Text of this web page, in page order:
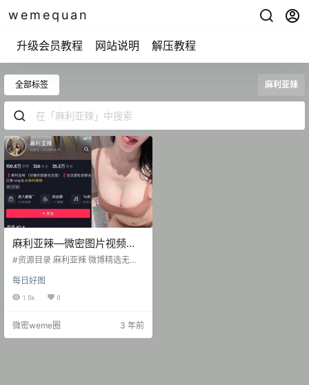
wemequan
升级会员教程 网站说明 解压教程
全部标签 麻利亚辣
麻利亚辣—微密图片视频合
集【持续更新】
#资源目录 麻利亚辣 微博精选无杂
辣 抖音无水印备份[147V 186MB]
抖音 麻利亚辣 微密圈 NO.001期
圈 NO.003期 【50P】 抖音 麻利亚
辣 微密圈 NO.004期 【29P】 抖音
每日好图
1.5k 0
微密weme圈 3 年前